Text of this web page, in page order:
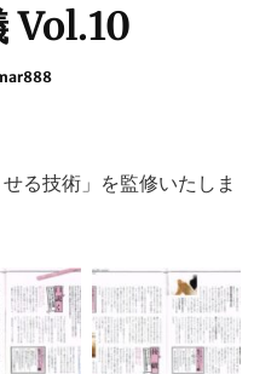
Vol.10
る技術」を監修いたしま